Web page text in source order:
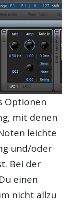
Optionen
mit denen
leichte
und/oder
Bei der
einen
nicht allzu